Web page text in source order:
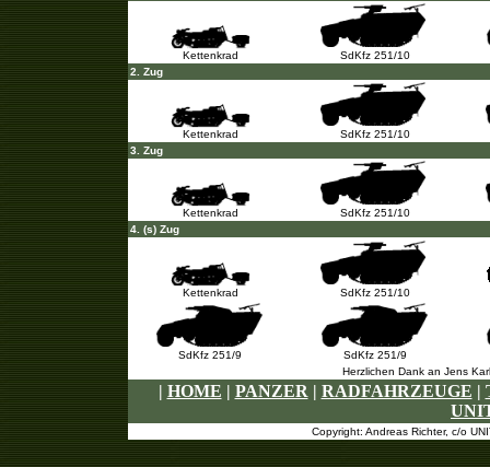
Kettenkrad
SdKfz 251/10
2. Zug
Kettenkrad
SdKfz 251/10
3. Zug
Kettenkrad
SdKfz 251/10
4. (s) Zug
Kettenkrad SdKfz 251/10
SdKfz 251/9
SdKfz 251/9
Herzlichen Dank an Jens
| HOME | PANZER | RADFAHRZEUGE |
Copyright: Andreas Richter, c/o